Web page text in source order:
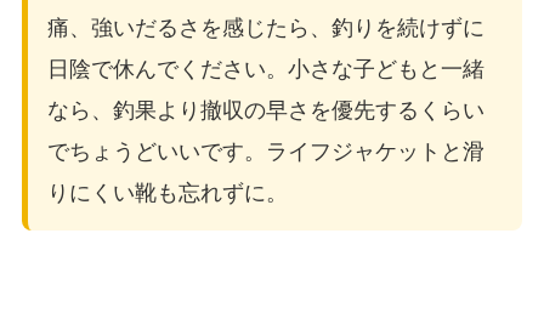
痛、強いだるさを感じたら、釣りを続けずに
日陰で休んでください。小さな子どもと一緒
なら、釣果より撤収の早さを優先するくらい
でちょうどいいです。ライフジャケットと滑
りにくい靴も忘れずに。